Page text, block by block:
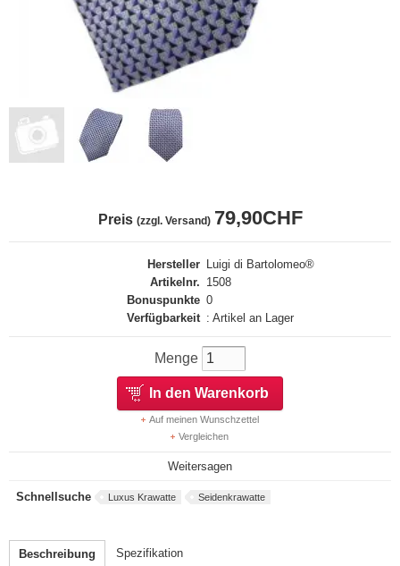
Preis (zzgl. Versand) 79,90CHF
Hersteller Luigi di Bartolomeo®
Artikelnr. 1508
Bonuspunkte 0
Verfügbarkeit : Artikel an Lager
Menge
In den Warenkorb
Auf meinen Wunschzettel
Vergleichen
Weitersagen
Schnellsuche Luxus Krawatte Seidenkrawatte
Beschreibung Spezifikation